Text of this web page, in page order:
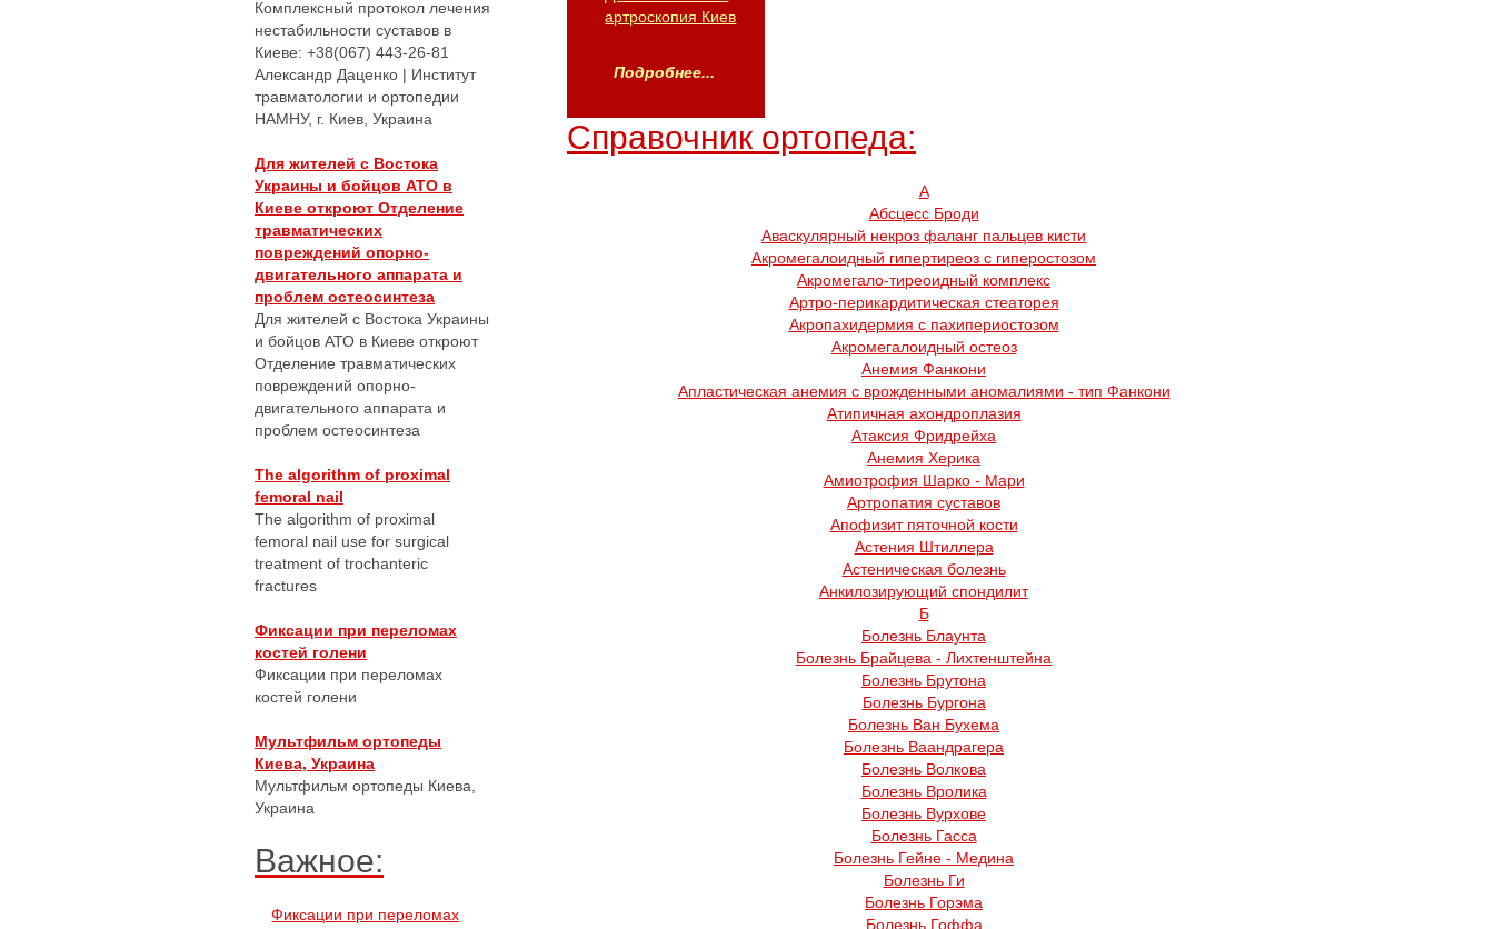
Комплексный протокол лечения
нестабильности суставов в
Киеве: +38(067) 443-26-81
Александр Даценко | Институт
травматологии и ортопедии
НАМНУ, г. Киев, Украина
Для жителей с Востока
Украины и бойцов АТО в
Киеве откроют Отделение
травматических
повреждений опорно-
двигательного аппарата и
проблем остеосинтеза
Для жителей с Востока Украины
и бойцов АТО в Киеве откроют
Отделение травматических
повреждений опорно-
двигательного аппарата и
проблем остеосинтеза
The algorithm of proximal
femoral nail
The algorithm of proximal
femoral nail use for surgical
treatment of trochanteric
fractures
Фиксации при переломах
костей голени
Фиксации при переломах
костей голени
Мультфильм ортопеды
Киева, Украина
Мультфильм ортопеды Киева,
Украина
Важное:
Фиксации при переломах
артроскопия Киев
Подробнее...
Справочник ортопеда:
А
Абсцесс Броди
Аваскулярный некроз фаланг пальцев кисти
Акромегалоидный гипертиреоз с гиперостозом
Акромегало-тиреоидный комплекс
Артро-перикардитическая стеаторея
Акропахидермия с пахипериостозом
Акромегалоидный остеоз
Анемия Фанкони
Апластическая анемия с врожденными аномалиями - тип Фанкони
Атипичная ахондроплазия
Атаксия Фридрейха
Анемия Херика
Амиотрофия Шарко - Мари
Артропатия суставов
Апофизит пяточной кости
Астения Штиллера
Астеническая болезнь
Анкилозирующий спондилит
Б
Болезнь Блаунта
Болезнь Брайцева - Лихтенштейна
Болезнь Брутона
Болезнь Бургона
Болезнь Ван Бухема
Болезнь Ваандрагера
Болезнь Волкова
Болезнь Вролика
Болезнь Вурхове
Болезнь Гасса
Болезнь Гейне - Медина
Болезнь Ги
Болезнь Горэма
Болезнь Гоффа